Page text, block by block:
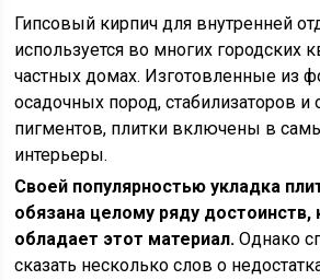
Гипсовый кирпич для внутренней
используется во многих городских
частных домах. Изготовленные из
осадочных пород, стабилизаторов
пигментов, плитки включены в
интерьеры.
Своей популярностью укладка
обязана целому ряду
обладает этот материал. Однако
сказать несколько слов о